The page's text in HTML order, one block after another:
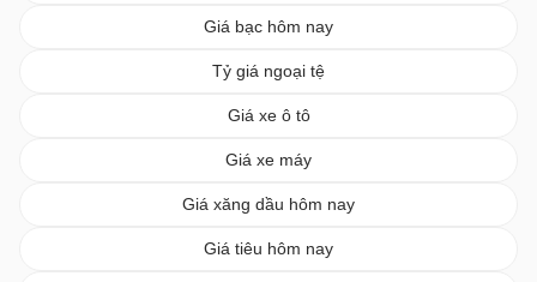
Giá bạc hôm nay
Tỷ giá ngoại tệ
Giá xe ô tô
Giá xe máy
Giá xăng dầu hôm nay
Giá tiêu hôm nay